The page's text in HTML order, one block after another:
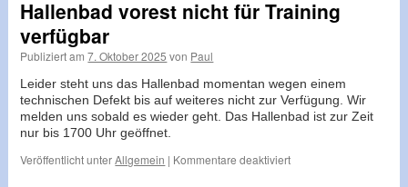
25.04
Degglersee
Hallenbad vorest nicht für Training
verfügbar
Publiziert am 7. Oktober 2025 von Paul
Leider steht uns das Hallenbad momentan wegen einem
technischen Defekt bis auf weiteres nicht zur Verfügung. Wir
melden uns sobald es wieder geht. Das Hallenbad ist zur Zeit
nur bis 1700 Uhr geöffnet.
Veröffentlicht unter Allgemein | Kommentare deaktiviertfür